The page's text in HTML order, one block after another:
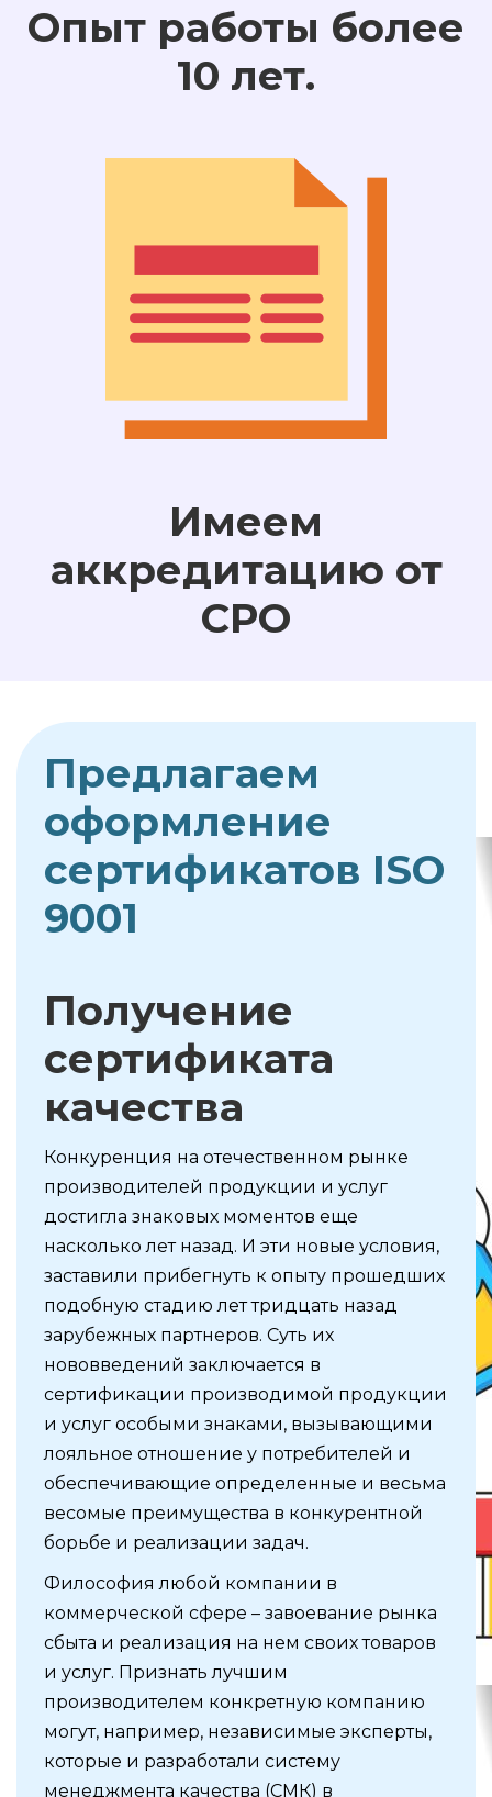
Опыт работы более
10 лет.
Имеем
аккредитацию от
СРО
Предлагаем
оформление
сертификатов ISO
9001
Получение
сертификата
качества
Конкуренция на отечественном рынке
производителей продукции и услуг
достигла знаковых моментов еще
насколько лет назад. И эти новые условия,
заставили прибегнуть к опыту прошедших
подобную стадию лет тридцать назад
зарубежных партнеров. Суть их
нововведений заключается в
сертификации производимой продукции
и услуг особыми знаками, вызывающими
лояльное отношение у потребителей и
обеспечивающие определенные и весьма
весомые преимущества в конкурентной
борьбе и реализации задач.
Философия любой компании в
коммерческой сфере – завоевание рынка
сбыта и реализация на нем своих товаров
и услуг. Признать лучшим
производителем конкретную компанию
могут, например, независимые эксперты,
которые и разработали систему
менеджмента качества (СМК) в